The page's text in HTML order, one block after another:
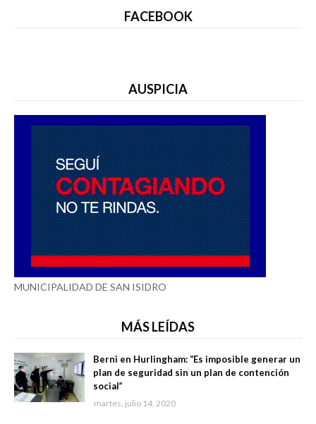
FACEBOOK
AUSPICIA
MUNICIPALIDAD DE SAN ISIDRO
MÁS LEÍDAS
Berni en Hurlingham: “Es imposible generar un
plan de seguridad sin un plan de contención
social”
martes, julio 14, 2020